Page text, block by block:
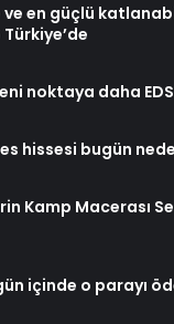
ve en güçlü
noktaya daha
hissesi bugün
Kamp Macerası
içinde o parayı